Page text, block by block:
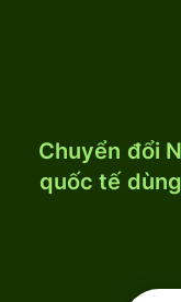
Chuyển đổi
quốc tế